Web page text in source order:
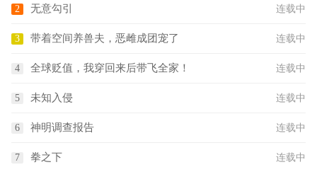
无意勾引 连载中
带着空间养兽夫，恶雌成团宠了 连载中
全球贬值，我穿回来后带飞全家！ 连载中
未知入侵 连载中
神明调查报告 连载中
拳之下 连载中